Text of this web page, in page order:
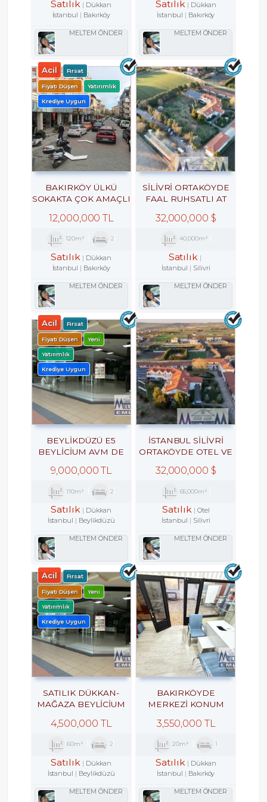
Satılık
Dükkan
İstanbul
Bakırköy
MELTEM ÖNDER
Satılık
Dükkan
İstanbul
Bakırköy
MELTEM ÖNDER
Acil Fırsat
Fiyatı Düşen Yatırımlık
Krediye Uygun
BAKIRKÖY ÜLKÜ
SOKAKTA ÇOK AMAÇLI
12,000,000 TL
120m² 2
Satılık
Dükkan
İstanbul
Bakırköy
MELTEM ÖNDER
SILIVRI ORTAKÖYDE
FAAL RUHSATLI AT
TATILKÖYÜ
32,000,000 $
40,000m²
Satılık
İstanbul Silivri
MELTEM ÖNDER
Acil Fırsat
Fiyatı Düşen Yeni
Yatırımlık
Krediye Uygun
BEYLİKDÜZÜ E5
BEYLİCİUM AVM DE
MAĞAZA
9,000,000 TL
110m² 2
Satılık
Dükkan
İstanbul
Beylikdüzü
MELTEM ÖNDER
İSTANBUL SİLİVRİ
ORTAKÖYDE OTEL VE
TESİS
32,000,000 $
65,000m²
Satılık
Otel
İstanbul
Silivri
MELTEM ÖNDER
Acil Fırsat
Fiyatı Düşen Yeni
Yatırımlık
Krediye Uygun
SATILIK DÜKKAN-
MAĞAZA BEYLİCİUM
E5 KENARI
4,500,000 TL
60m² 2
Satılık
Dükkan
İstanbul
Beylikdüzü
MELTEM ÖNDER
BAKIRKÖYDE
MERKEZİ KONUM
SATILIK DÜKKAN
3,550,000 TL
20m² 1
Satılık
Dükkan
İstanbul
Bakırköy
MELTEM ÖNDER